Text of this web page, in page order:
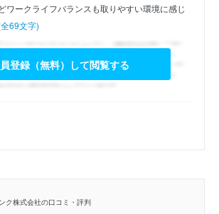
ワークライフバランスも取りやすい環境に感じ
69文字)
登録（無料）して閲覧する
ク株式会社の口コミ・評判